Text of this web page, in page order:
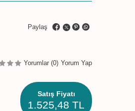
Paylaş
Yorumlar (0) Yorum Yap
Satış Fiyatı
1.525,48 TL